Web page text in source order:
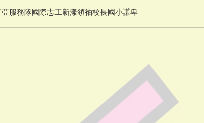
服務隊國際志工新漾領袖校長國小謙卑